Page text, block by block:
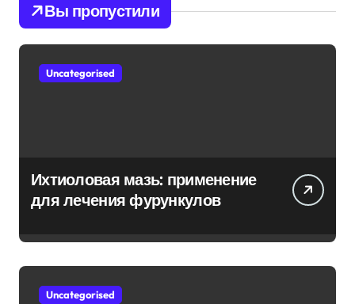
Вы пропустили
Uncategorised
Ихтиоловая мазь: применение
для лечения фурункулов
Uncategorised